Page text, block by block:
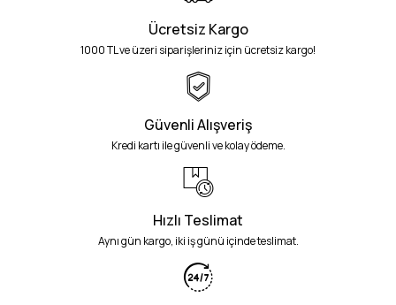
Ücretsiz Kargo
1000 TL ve üzeri siparişleriniz için ücretsiz kargo!
Güvenli Alışveriş
Kredi kartı ile güvenli ve kolay ödeme.
Hızlı Teslimat
Aynı gün kargo, iki iş günü içinde teslimat.